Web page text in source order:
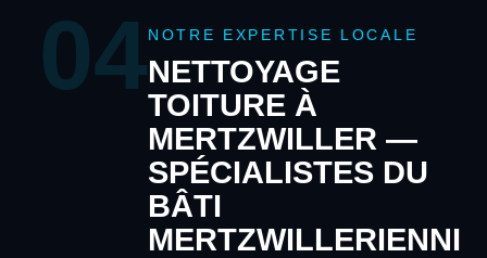
04NOTRE EXPERTISE LOCALE
NETTOYAGE
TOITURE À
MERTZWILLER —
SPÉCIALISTES DU
BÂTI
MERTZWILLERIENNI